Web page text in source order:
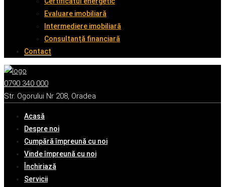
Evaluare imobiliară
Intermediere imobiliară
Consultanță financiară
Contact
0790 340 000
Str. Ogorului Nr 208, Oradea
Acasă
Despre noi
Cumpără împreună cu noi
Vinde împreună cu noi
Închiriază
Servicii